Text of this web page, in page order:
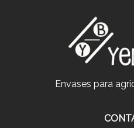
Envases para